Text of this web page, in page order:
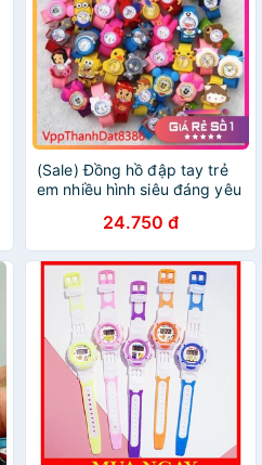
(Sale) Đồng hồ đập tay trẻ
em nhiều hình siêu đáng yêu
24.750 đ